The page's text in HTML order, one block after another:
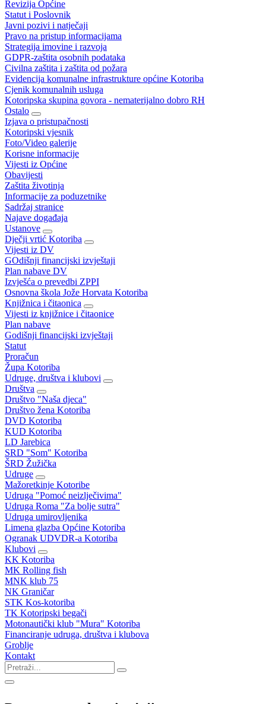
Revizija Općine
Statut i Poslovnik
Javni pozivi i natječaji
Pravo na pristup informacijama
Strategija imovine i razvoja
GDPR-zaštita osobnih podataka
Civilna zaštita i zaštita od požara
Evidencija komunalne infrastrukture općine Kotoriba
Cjenik komunalnih usluga
Kotoripska skupina govora - nematerijalno dobro RH
Ostalo
Izjava o pristupačnosti
Kotoripski vjesnik
Foto/Video galerije
Korisne informacije
Vijesti iz Općine
Obavijesti
Zaštita životinja
Informacije za poduzetnike
Sadržaj stranice
Najave događaja
Ustanove
Dječji vrtić Kotoriba
Vijesti iz DV
GOdišnji financijski izvještaji
Plan nabave DV
Izvješća o prevedbi ZPPI
Osnovna škola Jože Horvata Kotoriba
Knjižnica i čitaonica
Vijesti iz knjižnice i čitaonice
Plan nabave
Godišnji financijski izvještaji
Statut
Proračun
Župa Kotoriba
Udruge, društva i klubovi
Društva
Društvo "Naša djeca"
Društvo žena Kotoriba
DVD Kotoriba
KUD Kotoriba
LD Jarebica
SRD "Som" Kotoriba
ŠRD Žužička
Udruge
Mažoretkinje Kotoribe
Udruga "Pomoć neizlječivima"
Udruga Roma "Za bolje sutra"
Udruga umirovljenika
Limena glazba Općine Kotoriba
Ogranak UDVDR-a Kotoriba
Klubovi
KK Kotoriba
MK Rolling fish
MNK klub 75
NK Graničar
STK Kos-kotoriba
TK Kotoripski begači
Motonautički klub "Mura" Kotoriba
Financiranje udruga, društva i klubova
Groblje
Kontakt